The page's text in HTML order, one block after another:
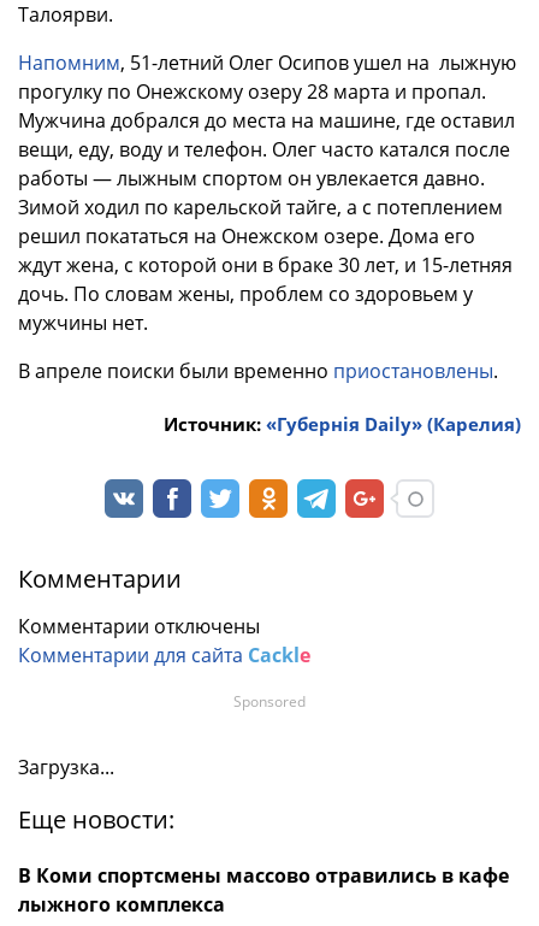
Талоярви.
Напомним, 51-летний Олег Осипов ушел на лыжную
прогулку по Онежскому озеру 28 марта и пропал.
Мужчина добрался до места на машине, где оставил
вещи, еду, воду и телефон. Олег часто катался после
работы — лыжным спортом он увлекается давно.
Зимой ходил по карельской тайге, а с потеплением
решил покататься на Онежском озере. Дома его
ждут жена, с которой они в браке 30 лет, и 15-летняя
дочь. По словам жены, проблем со здоровьем у
мужчины нет.
В апреле поиски были временно приостановлены.
Источник: «Губернiя Daily» (Карелия)
Комментарии
Комментарии отключены
Комментарии для сайта Cackle
Загрузка...
Еще новости:
В Коми спортсмены массово отравились в кафе
лыжного комплекса
Sponsored